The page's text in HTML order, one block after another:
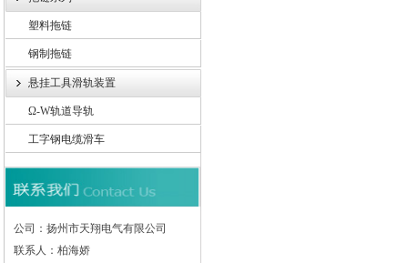
塑料拖链
钢制拖链
悬挂工具滑轨装置
Ω-W轨道导轨
工字钢电缆滑车
公司：扬州市天翔电气有限公司
联系人：柏海娇